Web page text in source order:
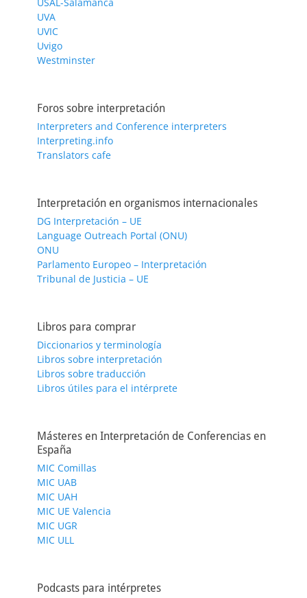
UVA
UVIC
Uvigo
Westminster
Foros sobre interpretación
Interpreters and Conference interpreters
Interpreting.info
Translators cafe
Interpretación en organismos internacionales
DG Interpretación – UE
Language Outreach Portal (ONU)
ONU
Parlamento Europeo – Interpretación
Tribunal de Justicia – UE
Libros para comprar
Diccionarios y terminología
Libros sobre interpretación
Libros sobre traducción
Libros útiles para el intérprete
Másteres en Interpretación de Conferencias en
España
MIC Comillas
MIC UAB
MIC UAH
MIC UE Valencia
MIC UGR
MIC ULL
Podcasts para intérpretes